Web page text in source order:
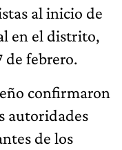
al inicio de
en el distrito,
de febrero.
confirmaron
autoridades
de los